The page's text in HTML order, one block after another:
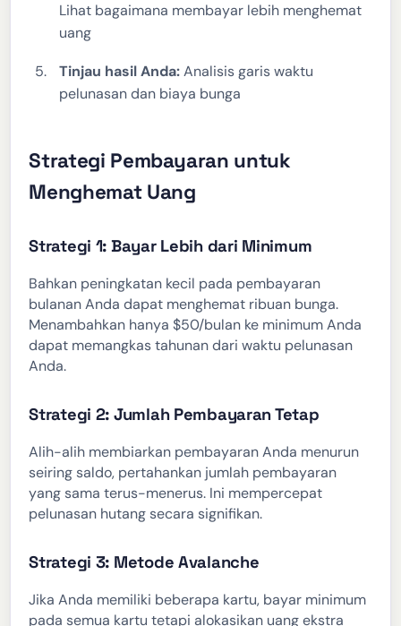
Lihat bagaimana membayar lebih menghemat
uang
Tinjau hasil Anda:Analisis garis waktu
pelunasan dan biaya bunga
Strategi Pembayaran untuk
Menghemat Uang
Strategi 1: Bayar Lebih dari Minimum
Bahkan peningkatan kecil pada pembayaran
bulanan Anda dapat menghemat ribuan bunga.
Menambahkan hanya $50/bulan ke minimum Anda
dapat memangkas tahunan dari waktu pelunasan
Anda.
Strategi 2: Jumlah Pembayaran Tetap
Alih-alih membiarkan pembayaran Anda menurun
seiring saldo, pertahankan jumlah pembayaran
yang sama terus-menerus. Ini mempercepat
pelunasan hutang secara signifikan.
Strategi 3: Metode Avalanche
Jika Anda memiliki beberapa kartu, bayar minimum
pada semua kartu tetapi alokasikan uang ekstra